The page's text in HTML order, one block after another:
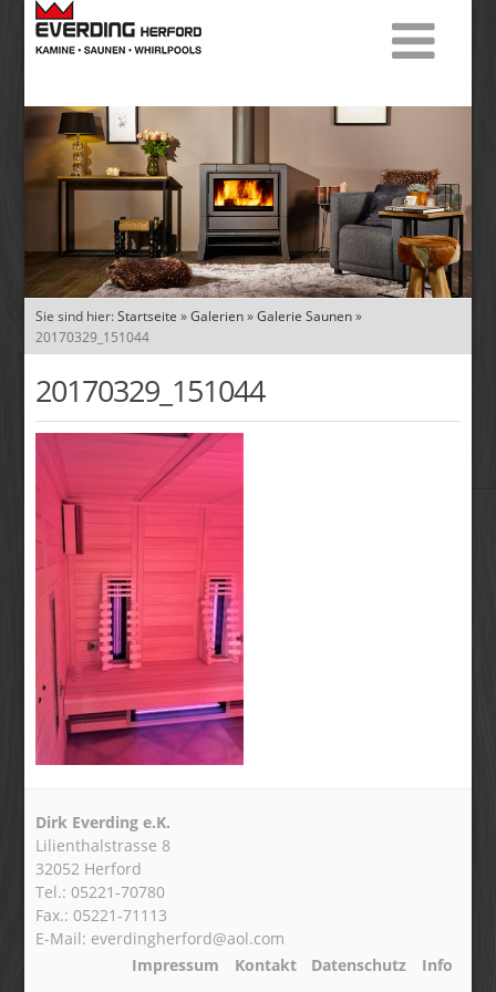
Sie sind hier:Startseite »Galerien»Galerie Saunen»
20170329_151044
20170329_151044
Dirk Everding e.K.
Lilienthalstrasse 8
32052 Herford
Tel.: 05221-70780
Fax.: 05221-71113
E-Mail: everdingherford@aol.com
Impressum
Kontakt Datenschutz Info